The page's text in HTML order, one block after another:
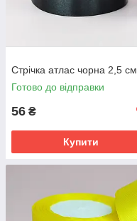
Стрічка атлас чорна 2,5 см
Готово до відправки
56 ₴
Купити